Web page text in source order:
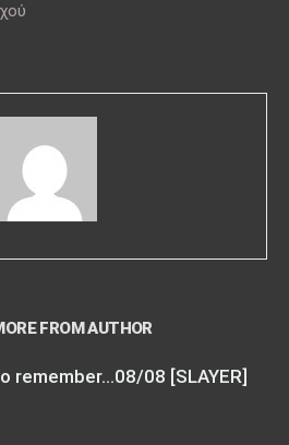
FROM AUTHOR
remember…08/08 [SLAYER]